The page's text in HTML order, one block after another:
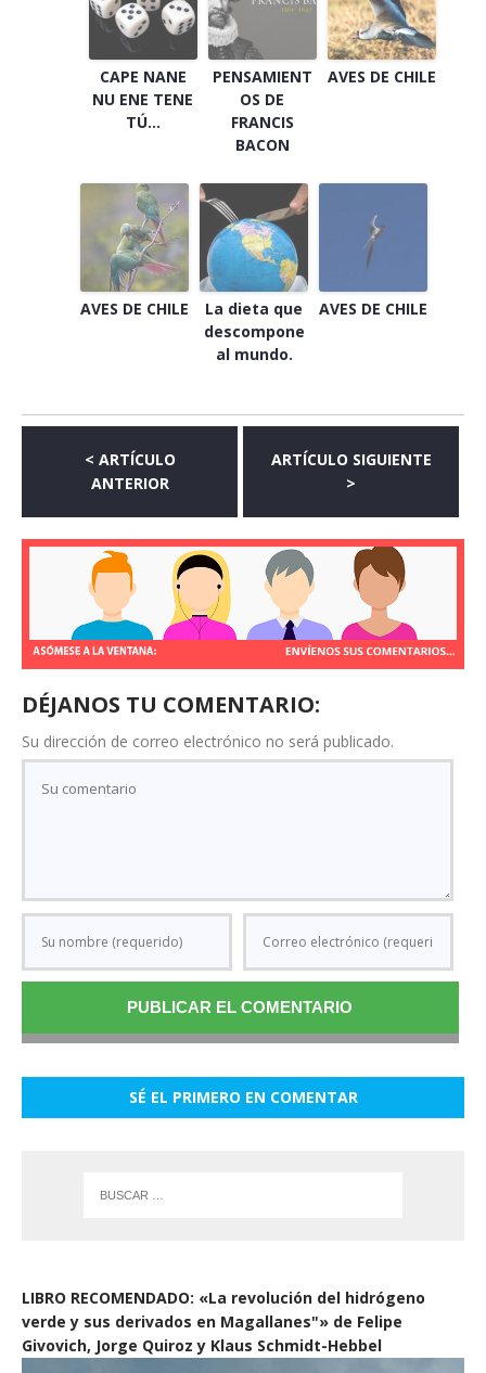
CAPE NANE
NU ENE TENE
TÚ…
PENSAMIENT
OS DE
FRANCIS
BACON
AVES DE CHILE
AVES DE CHILE
La dieta que
descompone
al mundo.
AVES DE CHILE
< ARTÍCULO
ANTERIOR
ARTÍCULO SIGUIENTE
>
DÉJANOS TU COMENTARIO:
Su dirección de correo electrónico no será publicado.
SÉ EL PRIMERO EN COMENTAR
LIBRO RECOMENDADO: «La revolución del hidrógeno
verde y sus derivados en Magallanes"» de Felipe
Givovich, Jorge Quiroz y Klaus Schmidt-Hebbel